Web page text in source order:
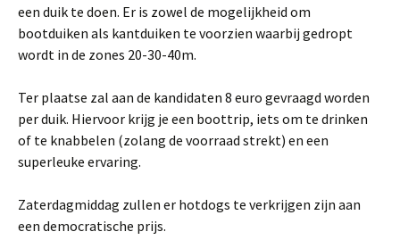
een duik te doen. Er is zowel de mogelijkheid om
bootduiken als kantduiken te voorzien waarbij gedropt
wordt in de zones 20-30-40m.
Ter plaatse zal aan de kandidaten 8 euro gevraagd worden
per duik. Hiervoor krijg je een boottrip, iets om te drinken
of te knabbelen (zolang de voorraad strekt) en een
superleuke ervaring.
Zaterdagmiddag zullen er hotdogs te verkrijgen zijn aan
een democratische prijs.